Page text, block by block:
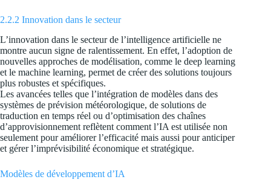
2.2.2 Innovation dans le secteur
L’innovation dans le secteur de l’intelligence artificielle ne
montre aucun signe de ralentissement. En effet, l’adoption de
nouvelles approches de modélisation, comme le deep learning
et le machine learning, permet de créer des solutions toujours
plus robustes et spécifiques.
Les avancées telles que l’intégration de modèles dans des
systèmes de prévision météorologique, de solutions de
traduction en temps réel ou d’optimisation des chaînes
d’approvisionnement reflètent comment l’IA est utilisée non
seulement pour améliorer l’efficacité mais aussi pour anticiper
et gérer l’imprévisibilité économique et stratégique.
Modèles de développement d’IA